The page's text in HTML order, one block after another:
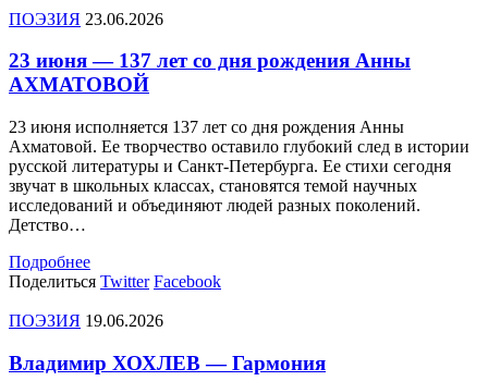
ПОЭЗИЯ 23.06.2026
23 июня — 137 лет со дня рождения Анны
АХМАТОВОЙ
23 июня исполняется 137 лет со дня рождения Анны
Ахматовой. Ее творчество оставило глубокий след в истории
русской литературы и Санкт-Петербурга. Ее стихи сегодня
звучат в школьных классах, становятся темой научных
исследований и объединяют людей разных поколений.
Детство…
Подробнее
Поделиться Twitter Facebook
ПОЭЗИЯ 19.06.2026
Владимир ХОХЛЕВ — Гармония